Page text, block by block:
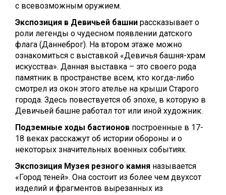
с всевозможным оружием.
Экспозиция в Девичьей башни рассказывает о
роли легенды о чудесном появлении датского
флага (Даннеброг). На втором этаже можно
ознакомиться с выставкой «Девичья башня-храм
искусства». Данная выставка – это своего рода
памятник в пространстве всем, кто когда-либо
смотрел из окон этого ателье на крыши Старого
города. Здесь повествуется об эпохе, в которую в
Девичьей башне работал тот или иной художник.
Подземные ходы бастионов построенные в 17-
18 веках расскажут об истории обороны и о
некоторых значительных военных событиях.
Экспозиция Музея резного камня называется
«Город теней». Она состоит из более чем двухсот
изделий и фрагментов вырезанных из